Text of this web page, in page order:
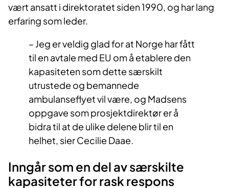
vært ansatt i direktoratet siden 1990, og har lang
erfaring som leder.
– Jeg er veldig glad for at Norge har fått
til en avtale med EU om å etablere den
kapasiteten som dette særskilt
utrustede og bemannede
ambulanseflyet vil være, og Madsens
oppgave som prosjektdirektør er å
bidra til at de ulike delene blir til en
helhet, sier Cecilie Daae.
Inngår som en del av særskilte
kapasiteter for rask respons